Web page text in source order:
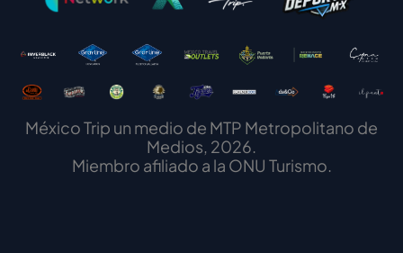
México Trip un medio de MTP Metropolitano de
Medios, 2026.
Miembro afiliado a la ONU Turismo.